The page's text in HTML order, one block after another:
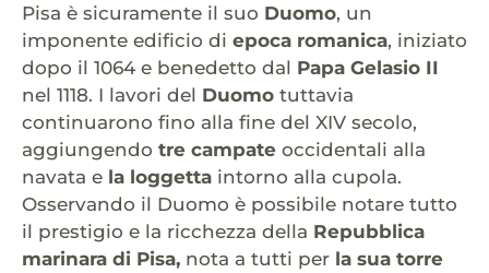
Pisa è sicuramente il suo Duomo, un
imponente edificio di epoca romanica, iniziato
dopo il 1064 e benedetto dal Papa Gelasio II
nel 1118. I lavori del Duomo tuttavia
continuarono fino alla fine del XIV secolo,
aggiungendo tre campate occidentali alla
navata e la loggetta intorno alla cupola.
Osservando il Duomo è possibile notare tutto
il prestigio e la ricchezza della Repubblica
marinara di Pisa, nota a tutti per la sua torre